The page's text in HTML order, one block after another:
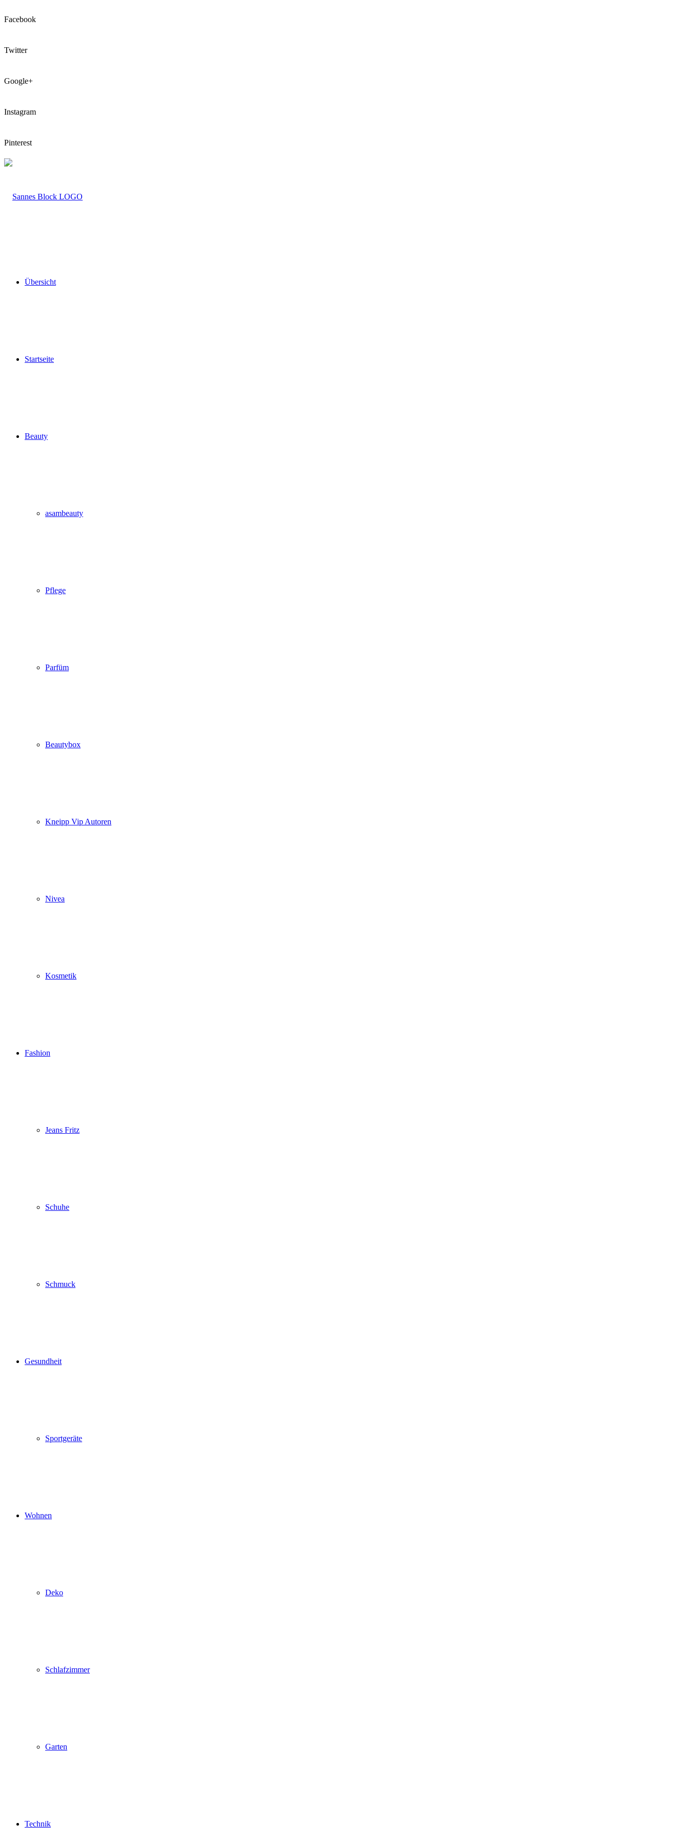
Facebook
Twitter
Google+
Instagram
Pinterest
LOGO
Übersicht
Startseite
Beauty
asambeauty
Pflege
Parfüm
Beautybox
Kneipp Vip Autoren
Nivea
Kosmetik
Fashion
Jeans Fritz
Schuhe
Schmuck
Gesundheit
Sportgeräte
Wohnen
Deko
Schlafzimmer
Garten
Technik